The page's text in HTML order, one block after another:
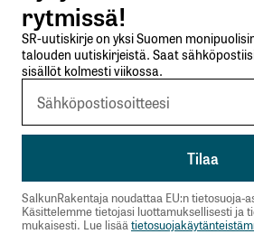
rytmissä!
SR-uutiskirje on yksi Suomen
talouden uutiskirjeistä. Saat
sisällöt kolmesti viikossa.
SalkunRakentaja noudattaa EU:n tietosuoja-
Käsittelemme tietojasi luottamuksellisesti ja
mukaisesti. Lue lisää